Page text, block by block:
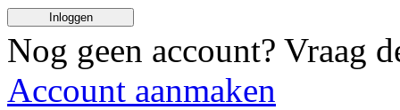
Inloggen
Nog geen account? Vraag
Account aanmaken